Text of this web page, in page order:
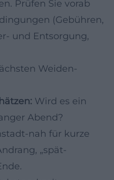
Prüfen Sie vorab
(Gebühren,
und Entsorgung,
Weiden-
Wird es ein
Abend?
nah für kurze
„spät-